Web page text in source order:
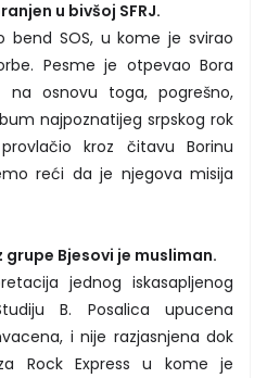
u bivšoj SFRJ.
bend SOS, u kome je svirao
Pesme je otpevao Bora
osnovu toga, pogrešno,
najpoznatijeg srpskog rok
kroz čitavu Borinu
reći da je njegova misija
Bjesovi je musliman.
jednog iskasapljenog
B. Posalica upucena
i nije razjasnjena dok
Rock Express u kome je